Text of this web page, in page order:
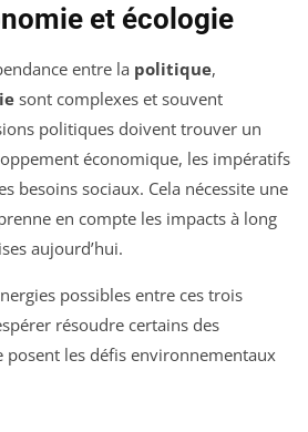
et écologie
entre la politique,
sont complexes et souvent
politiques doivent trouver un
économique, les impératifs
besoins sociaux. Cela nécessite une
en compte les impacts à long
aujourd’hui.
possibles entre ces trois
résoudre certains des
les défis environnementaux